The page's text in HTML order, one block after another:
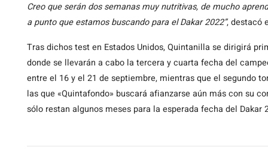
Creo que serán dos semanas muy nutritivas, de mucho
a punto que estamos buscando para el Dakar 2022”, destacó
Tras dichos test en Estados Unidos, Quintanilla se dirigirá
donde se llevarán a cabo la tercera y cuarta fecha del
entre el 16 y el 21 de septiembre, mientras que el segundo
las que «Quintafondo» buscará afianzarse aún más con su
sólo restan algunos meses para la esperada fecha del Dakar